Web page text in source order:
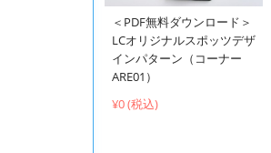
＜PDF無料ダウンロード＞
LCオリジナルスポッツデザ
インパターン（コーナー
ARE01）
¥0 (税込)